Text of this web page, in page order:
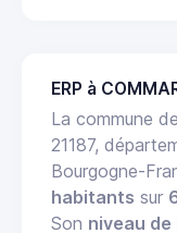
ERP à
La commune de
21187,
Bourgogne-
habitants sur
Son niveau de